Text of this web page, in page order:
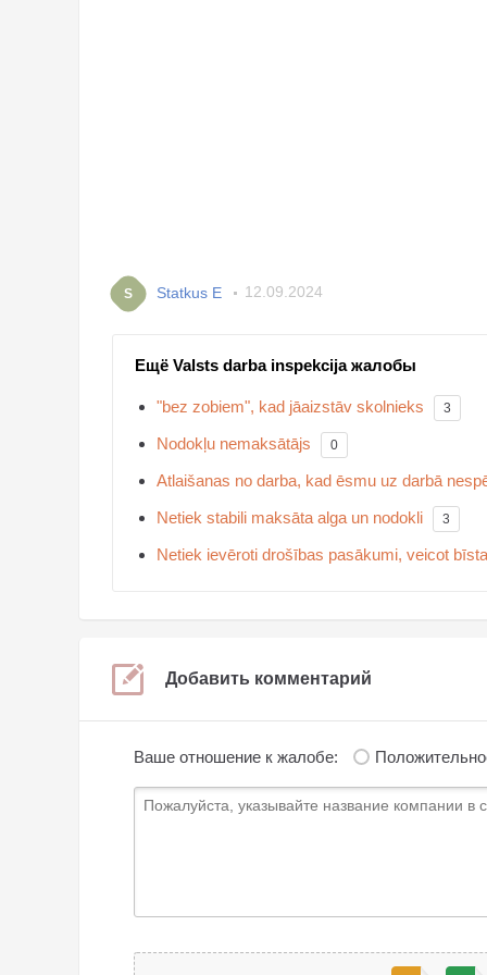
S Statkus E 12.09.2024
Ещё Valsts darba inspekcija жалобы
"bez zobiem", kad jāaizstāv skolnieks 3
Nodokļu nemaksātājs 0
Atlaišanas no darba, kad ēsmu uz darbā
Netiek stabili maksāta alga un nodokli
3
Netiek ievēroti drošības pasākumi, veicot
Добавить комментарий
Ваше отношение к жалобе: